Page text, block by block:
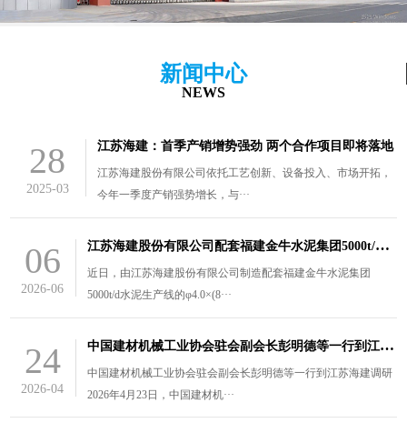
新闻中心
NEWS
28
2025-03
江苏海建：首季产销增势强劲 两个合作项目即将落地
江苏海建股份有限公司依托工艺创新、设备投入、市场开拓，
今年一季度产销强势增长，与···
06
2026-06
江
苏海建股份有限公司配套福建金牛水泥集团5000t/d水泥生产线的￠4.0×（8.5+3）m风扫煤磨装车发货
近日，由江苏海建股份有限公司制造配套福建金牛水泥集团
5000t/d水泥生产线的φ4.0×(8···
24
2026-04
中
国建材机械工业协会驻会副会长彭明德等一行到江苏海建调研
中国建材机械工业协会驻会副会长彭明德等一行到江苏海建调研
2026年4月23日，中国建材机···